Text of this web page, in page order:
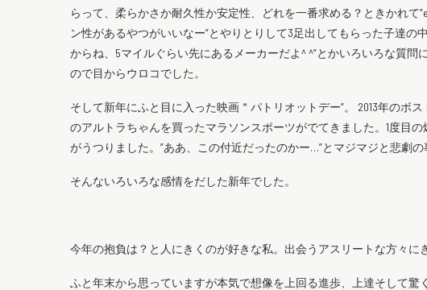
らって、柔らかさか耐久性か安定性、どれを一番求める？ときかれて
ン性があるやつがいいなー”とやりとりして3足出してもらった子達の
からね、5マイルぐらい先にあるメーカーだよ^ ^”とかいろいろな質
ので目からウロコでした。
そして新年にふと目に入った映画＂パトリオットデー”。 2013年のボ
のアルトラちゃんを買ったマラソンスポーツがでてきました。1度目
がうつりました。”ああ、この付近だったのかー…”とマジマジと悲劇の
そんないろいろな感情をだした新年でした。
今年の抱負は？と人にきくのが好きな私。出会うアスリートな方々に
ふと年末から思っていますが本気で想像を上回る進歩、上達そして